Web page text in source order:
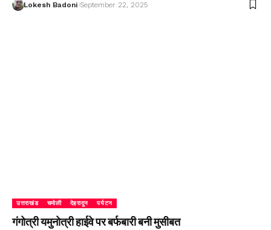
Lokesh Badoni September 22, 2025
उत्तराखंड चमोली देहरादून पर्यटन
गंगोत्री यमुनोत्री हाईवे पर बर्फबारी बनी मुसीबत